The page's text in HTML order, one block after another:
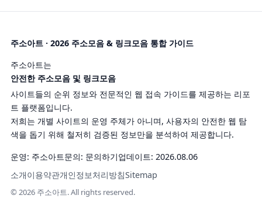
주소아트 · 2026 주소모음 & 링크모음 통합 가이드
주소아트는
안전한 주소모음 및 링크모음
사이트들의 순위 정보와 전문적인 웹 접속 가이드를 제공하는 리포
트 플랫폼입니다.
저희는 개별 사이트의 운영 주체가 아니며, 사용자의 안전한 웹 탐
색을 돕기 위해 철저히 검증된 정보만을 분석하여 제공합니다.
운영: 주소아트문의: 문의하기업데이트: 2026.08.06
소개이용약관개인정보처리방침Sitemap
© 2026 주소아트. All rights reserved.